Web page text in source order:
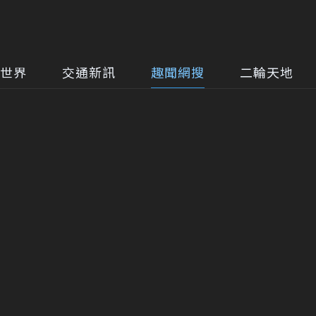
界 交通新訊 趣聞網搜 二輪天地